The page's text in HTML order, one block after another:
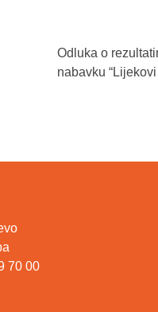
Odluka o
nabavku
70 00